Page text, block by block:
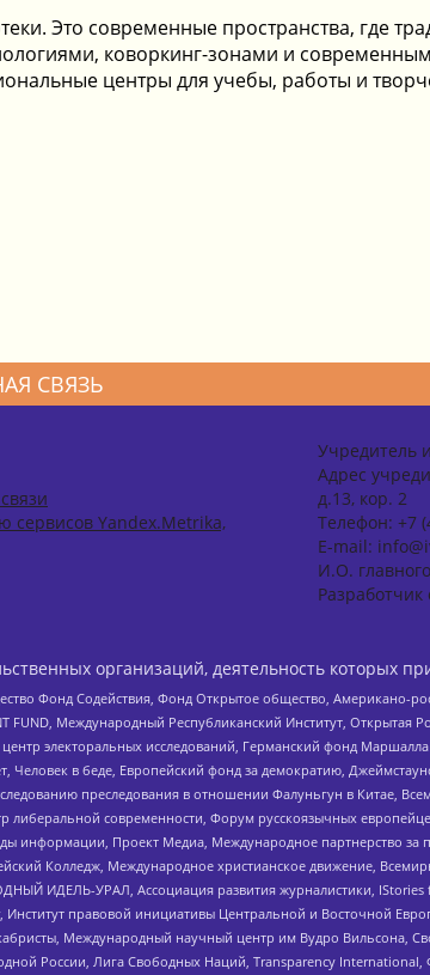
Это современные пространства, где
коворкинг-зонами и
центры для учебы, работы и
СВЯЗЬ
сервисов Yandex.Metrika,
Учредитель
Адрес
д.13, кор. 2
Телефон: +7
E-mail:
И.О.
Разработчик
организаций, деятельность которых
Фонд Содействия, Фонд Открытое общество, Американо-
FUND, Международный Республиканский Институт,
электоральных исследований, Германский фонд
Человек в беде, Европейский фонд за демократию,
преследования в отношении Фалуньгун в Китае,
либеральной современности, Форум русскоязычных
Проект Медиа, Международное партнерство за
Колледж, Международное христианское движение,
ИДЕЛЬ-УРАЛ, Ассоциация развития журналистики,
правовой инициативы Центральной и Восточной
Международный научный центр им Вудро Вильсона,
России, Лига Свободных Наций, Transparеncy